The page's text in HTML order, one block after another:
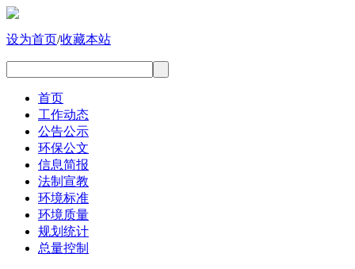
设为首页/收藏本站
首页
工作动态
公告公示
环保公文
信息简报
法制宣教
环境标准
环境质量
规划统计
总量控制